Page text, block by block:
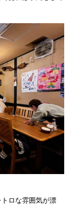
ロな雰囲気が漂